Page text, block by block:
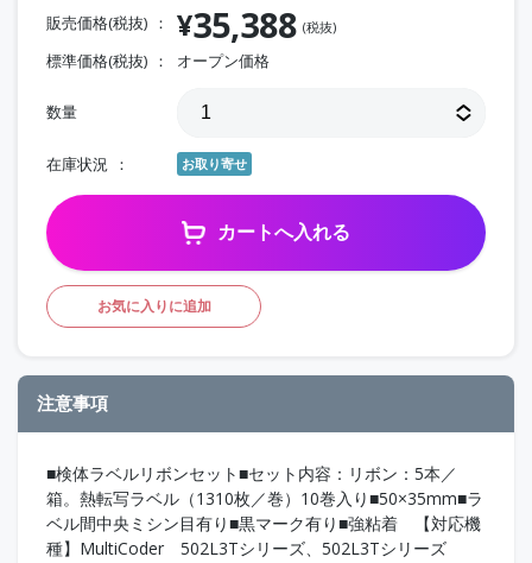
販売価格(税抜) ¥35,388 (税抜)
標準価格(税抜) オープン価格
数量
在庫状況 お取り寄せ
カートへ入れる
お気に入りに追加
注意事項
■検体ラベルリボンセット■セット内容：リボン：5本／
箱。熱転写ラベル（1310枚／巻）10巻入り■50×35mm■ラ
ベル間中央ミシン目有り■黒マーク有り■強粘着 【対応機
種】MultiCoder 502L3Tシリーズ、502L3Tシリーズ